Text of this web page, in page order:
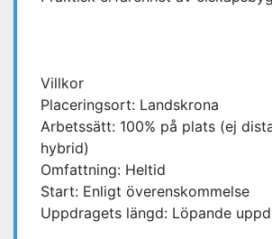
Villkor
Placeringsort: Landskrona
Arbetssätt: 100% på plats (ej
hybrid)
Omfattning: Heltid
Start: Enligt överenskommelse
Uppdragets längd: Löpande